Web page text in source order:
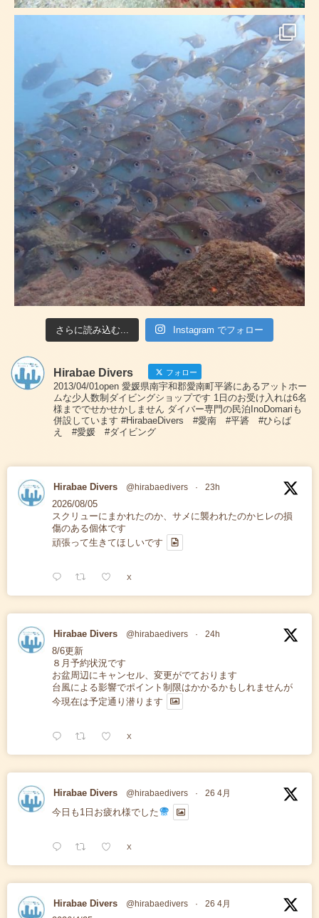
さらに読み込む... Instagram でフォロー
Hirabae Divers フォロー
2013/04/01open 愛媛県南宇和郡愛南町平碆にあるアットホー
ムな少人数制ダイビングショップです 1日のお受け入れは6名
様まででせかせかしません ダイバー専門の民泊InoDomariも
併設しています #HirabaeDivers #愛南 #平碆 #ひらば
え #愛媛 #ダイビング
Hirabae Divers @hirabaedivers · 23h
2026/08/05
スクリューにまかれたのか、サメに襲われたのかヒレの損
傷のある個体です
頑張って生きてほしいです
X
Hirabae Divers @hirabaedivers · 24h
8/6更新
８月予約状況です
お盆周辺にキャンセル、変更がでております
台風による影響でポイント制限はかかるかもしれませんが
今現在は予定通り潜ります
X
Hirabae Divers @hirabaedivers · 26 4月
今日も1日お疲れ様でした
X
Hirabae Divers @hirabaedivers · 26 4月